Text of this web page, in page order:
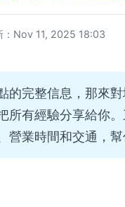
：Nov 11, 2025 18:03
的完整信息，那來
所有經驗分享給你
營業時間和交通，幫